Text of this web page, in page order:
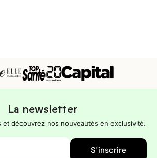
La newsletter
et découvrez nos nouveautés en exclusivité.
S'inscrire